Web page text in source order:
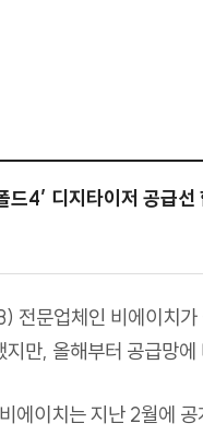
드4’ 디지타이저 공급선
전문업체인 비에이치
지만, 올해부터 공급망에
에이치는 지난 2월에 공